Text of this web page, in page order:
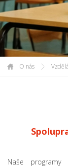
O nás
Naše